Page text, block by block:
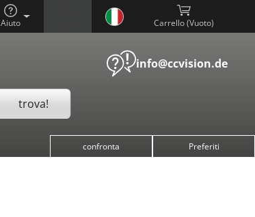
Aiuto Carrello ( )
info@ccvision.de
trova!
confronta Preferiti